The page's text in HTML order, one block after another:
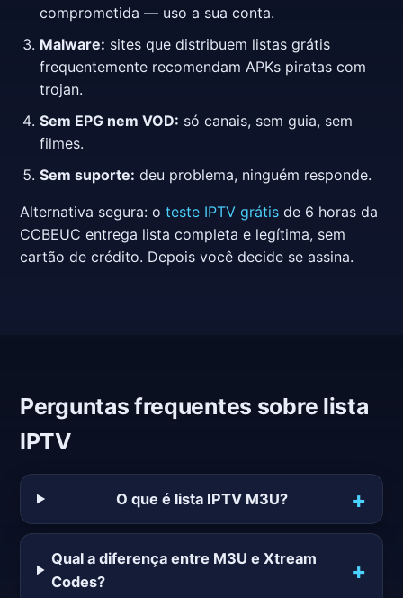
comprometida — uso a sua conta.
Malware: sites que distribuem listas grátis
frequentemente recomendam APKs piratas com
trojan.
Sem EPG nem VOD: só canais, sem guia, sem
filmes.
Sem suporte: deu problema, ninguém responde.
Alternativa segura: o teste IPTV grátis de 6 horas da
CCBEUC entrega lista completa e legítima, sem
cartão de crédito. Depois você decide se assina.
Perguntas frequentes sobre lista
IPTV
O que é lista IPTV M3U?
Qual a diferença entre M3U e Xtream
Codes?